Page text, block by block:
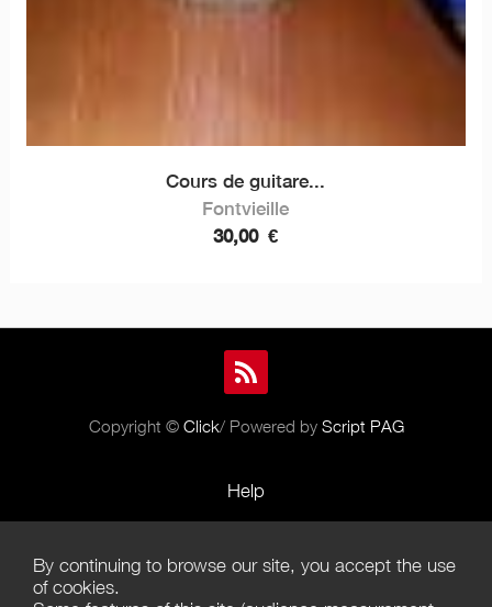
Cours de guitare...
Fontvieille
30,00 €
Copyright © Click/ Powered by Script PAG
Help
Terms of Use
By continuing to browse our site, you accept the use
of cookies.